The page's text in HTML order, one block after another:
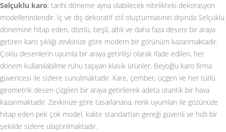
Selçuklu karo; tarihi döneme ayna olabilecek nitelikteki dekorasyon
modellerindendir. İç ve dış dekoratif stil oluşturmasının dışında Selçuklu
dönemine hitap eden, dörtlü, beşli, altılı ve daha faza deseni bir araya
getiren karo şıklığı zevkinize göre modern bir görünüm kazanmaktadır.
Çoklu desenlerin uyumla bir araya getirilişi olarak ifade edilen, her
dönem kullanılabilme ruhu taşıyan klasik ürünler, Beyoğlu karo firma
güvencesi ile sizlere sunulmaktadır. Kare, çember, üçgen ve her türlü
geometrik desen çizgileri bir araya getirilerek adeta otantik bir hava
kazanmaktadır. Zevkinize göre tasarlanana, renk uyumları ile gözünüze
hitap eden pek çok model, kalite standartları gereği güvenli ve hızlı bir
şekilde sizlere ulaştırılmaktadır.